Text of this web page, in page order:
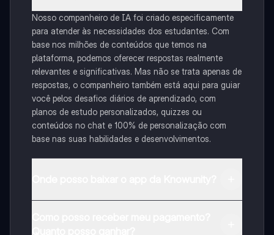
Nosso companheiro de IA foi criado especificamente
para atender às necessidades dos estudantes. Com
base nos milhões de conteúdos que temos na
plataforma, podemos oferecer respostas realmente
relevantes e significativas. Mas não se trata apenas de
respostas, o companheiro também está aqui para guiar
você pelos desafios diários de aprendizado, com
planos de estudo personalizados, quizzes ou
conteúdos no chat e 100% de personalização com
base nas suas habilidades e desenvolvimentos.